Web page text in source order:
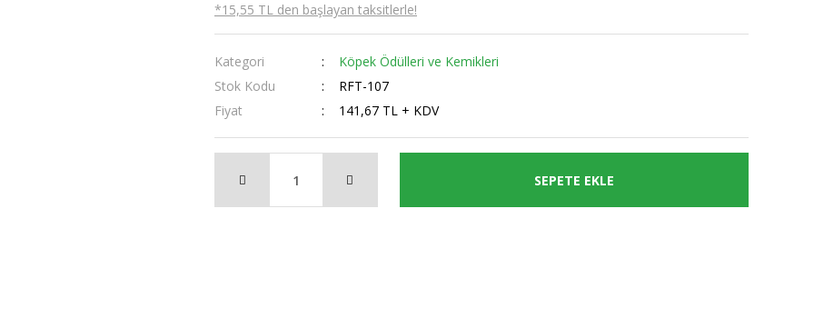
*15,55 TL den başlayan taksitlerle!
Kategori
Köpek Ödülleri ve Kemikleri
Stok Kodu
RFT-107
Fiyat
141,67 TL + KDV
SEPETE EKLE